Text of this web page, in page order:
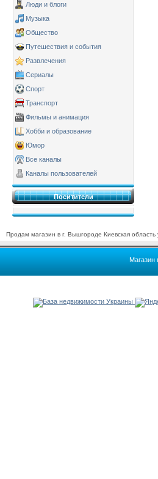
Люди и блоги
Музыка
Общество
Путешествия и события
Развлечения
Сериалы
Спорт
Транспорт
Фильмы и анимация
Хобби и образование
Юмор
Все каналы
Каналы пользователей
Поситители
Продам магазин в г. Вышгороде Киевская область
Магазин